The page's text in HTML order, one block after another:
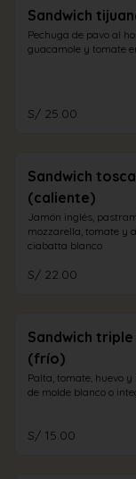
Sandwich
Pechuga de pavo al
guacamole y tomate
S/ 25.00
Sandwich
(caliente)
Jamón inglés,
mozzarella, tomate y
ciabatta blanco
S/ 22.00
Sandwich
(frío)
Palta, tomate, huevo
de molde blanco o
S/ 15.00